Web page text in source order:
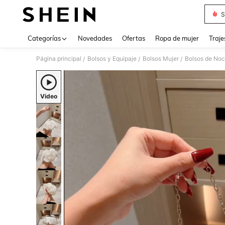
Categorías Novedades Ofertas Ropa de mujer
Página principal / Bolsos y Equipaje / Bolsos Mujer / Bolsos de
Video